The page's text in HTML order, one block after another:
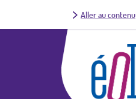
Aller au contenu